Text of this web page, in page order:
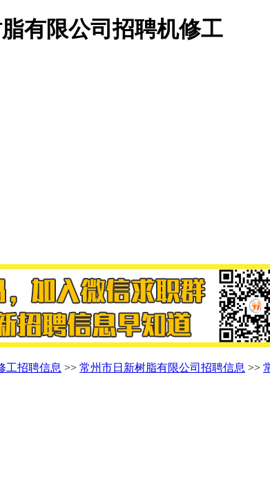
有限公司招聘机修工
工招聘信息 >> 常州市日新树脂有限公司招聘信息 >>